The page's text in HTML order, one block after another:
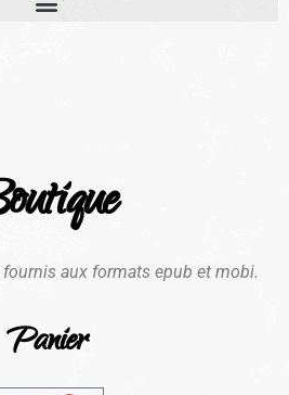
aux formats epub et mobi.
Panier